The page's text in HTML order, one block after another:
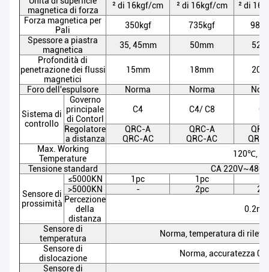
magnetica di forza
² di 16kgf/cm ² di 16kgf/cm
² di
Forza magnetica per
Pali
350kgf 735kgf
Spessore a piastra
magnetica
35, 45mm 50mm
Profondità di
penetrazione dei flussi
magnetici
15mm 18mm
Foro dell'espulsore Norma Norma
Sistema di
controllo
Governo
principale
di Contorl
C4 C4/ C8 C8
Regolatore
a distanza
QRC-A
QRC-AC
QRC-A
QRC-AC
Max. Working
Temperature
120℃,
Tensione standard
CA
Sensore di
prossimità
≤5000KN 1pc 1pc
>5000KN
- 2pc
Percezione
della
distanza
Sensore di
temperatura
Norma, temperatura di
Sensore di
dislocazione
Norma, accuratezza
Sensore di